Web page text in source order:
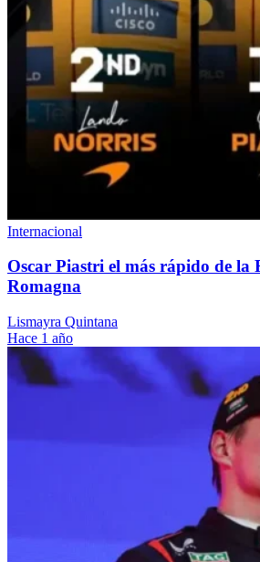
Internacional
Oscar Piastri el más rápido de la
Romagna
Lismayra Quintana
Hace 1 año